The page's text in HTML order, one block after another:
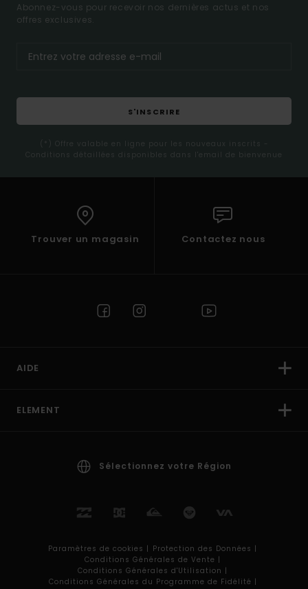
Abonnez-vous pour recevoir nos dernières actus et nos
offres exclusives.
S'INSCRIRE
(*) Offre valable en ligne pour les nouveaux inscrits -
Conditions détaillées disponibles dans l'email de bienvenue
Trouver un magasin Contactez nous
AIDE
ELEMENT
Sélectionnez votre Région
Paramètres de cookies | Protection des Données |
Conditions Générales de Vente |
Conditions Générales d'Utilisation |
Conditions Générales du Programme de Fidélité |